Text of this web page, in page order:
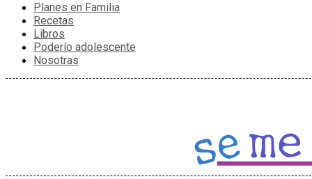
Planes en Familia
Recetas
Libros
Poderío adolescente
Nosotras